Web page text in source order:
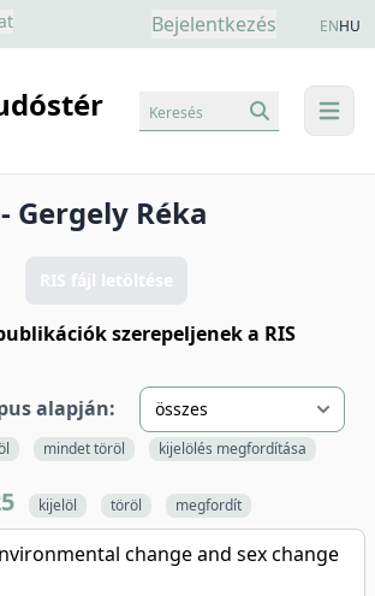
Bejelentkezés ENHU
menu
Keresés
Gergely Réka
RIS fájl letöltése
szerepeljenek a RIS
alapján:
mindet töröl kijelölés megfordítása
kijelöl töröl megfordít
change and sex change